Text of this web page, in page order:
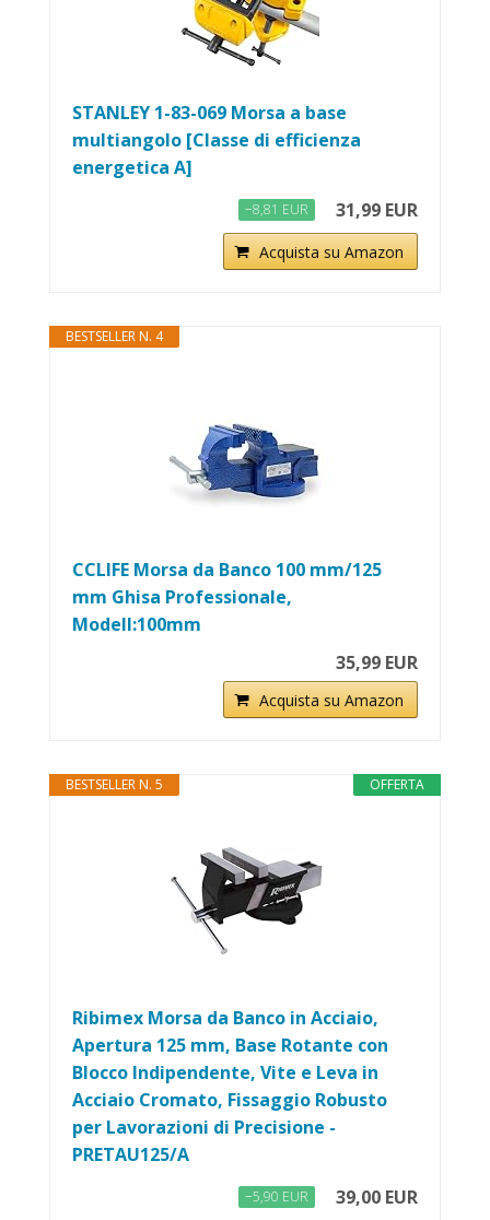
STANLEY 1-83-069 Morsa a base
multiangolo [Classe di efficienza
energetica A]
−8,81 EUR 31,99 EUR
Acquista su Amazon
BESTSELLER N. 4
CCLIFE Morsa da Banco 100 mm/125
mm Ghisa Professionale,
Modell:100mm
35,99 EUR
Acquista su Amazon
OFFERTA
BESTSELLER N. 5
Ribimex Morsa da Banco in Acciaio,
Apertura 125 mm, Base Rotante con
Blocco Indipendente, Vite e Leva in
Acciaio Cromato, Fissaggio Robusto
per Lavorazioni di Precisione -
PRETAU125/A
−5,90 EUR 39,00 EUR